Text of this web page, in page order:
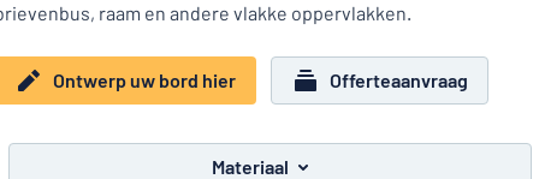
Stickers
Dierenborden
Kinderborden
Kantoor en werkplek
Bordjes van
RVS
en
en
thuis
Verkeer
voertuigen
raam en andere vlakke oppervlakken.
Ontwerp uw bord hier Offerteaanvraag
Materiaal